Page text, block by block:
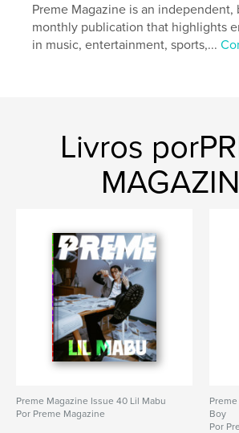
Preme Magazine is an independent,
monthly publication that highlights
in music, entertainment, sports,...
Livros
Preme Magazine Issue 40 Lil Mabu
Por Preme Magazine
Boy
Por